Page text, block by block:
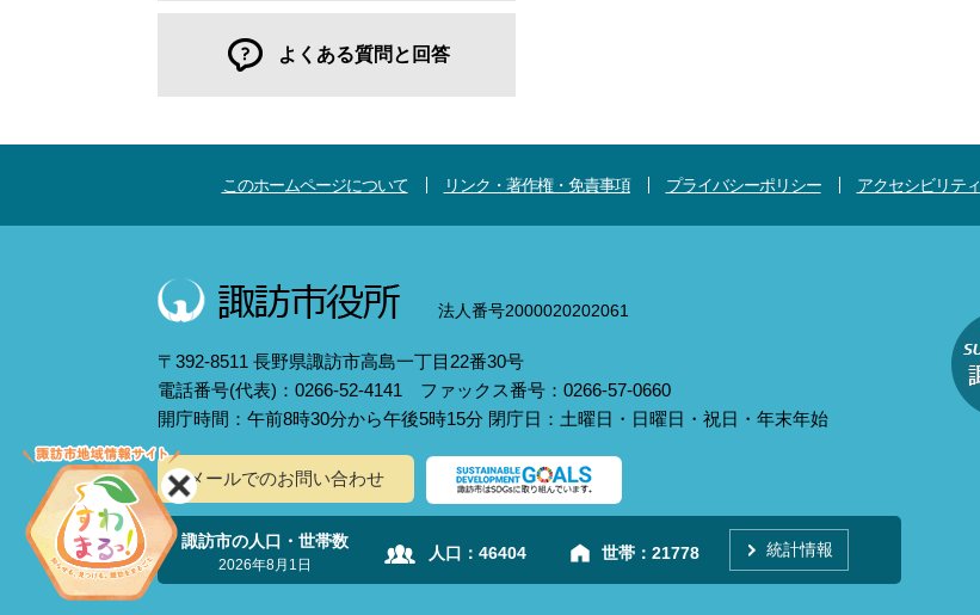
よくある質問と回答
このホームページについて リンク・著作権・免責事項 プライバシーポリシー アクセシビリティ
法人番号2000020202061
〒392-8511 長野県諏訪市高島一丁目22番30号
電話番号(代表)：0266-52-4141 ファックス番号：0266-57-0660
開庁時間：午前8時30分から午後5時15分 閉庁日：土曜日・日曜日・祝日・年末年始
メールでのお問い合わせ
諏訪市の人口・世帯数
2026年8月1日
人口： 46404 世帯： 21778 統計情報